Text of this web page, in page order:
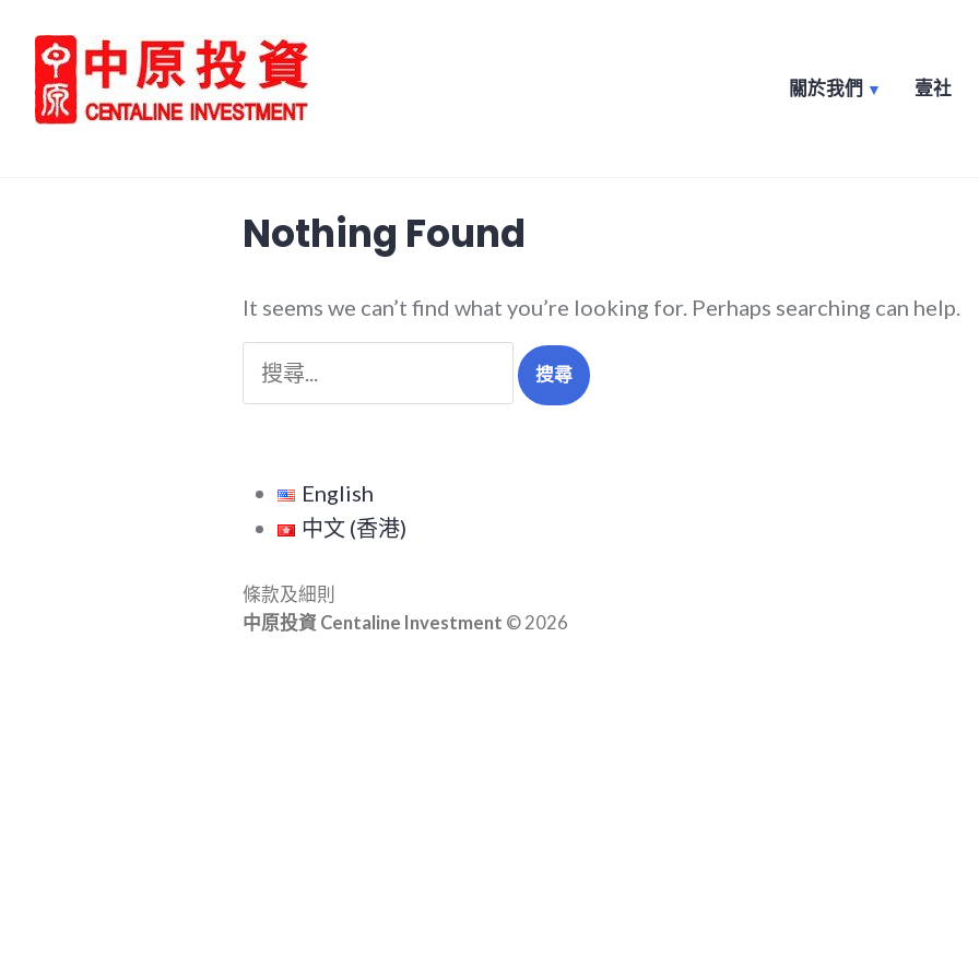
content
關於我們 壹社
Nothing Found
It seems we can’t find what you’re looking for. Perhaps searching can help.
字:
English
中文 (香港)
條款及細則
中原投資 Centaline Investment © 2026